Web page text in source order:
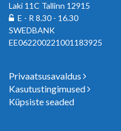
Laki 11C Tallinn 12915
E - R 8.30 - 16.30
SWEDBANK
EE062200221001183925
Privaatsusavaldus
Kasutustingimused
Küpsiste seaded